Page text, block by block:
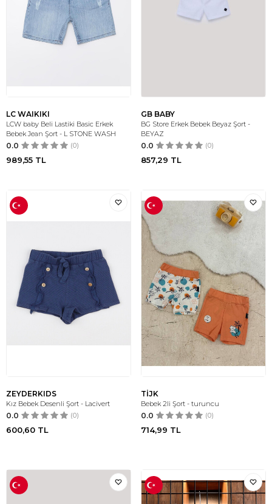
LC WAIKIKI
LCW baby Beli Lastiki Basic Erkek
Bebek Jean Şort - L STONE WASH
0.0 (0)
989,55 TL
GB BABY
BG Store Erkek Bebek Beyaz Şort -
BEYAZ
0.0 (0)
857,29 TL
ZEYDERKIDS
Kız Bebek Desenli Şort - Lacivert
0.0 (0)
600,60 TL
TİJK
Bebek 2li Şort - turuncu
0.0 (0)
714,99 TL